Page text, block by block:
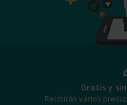
¡Al
Te beneficiarás de